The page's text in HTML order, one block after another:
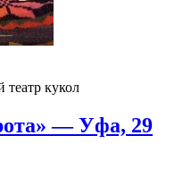
театр кукол
— Уфа, 29